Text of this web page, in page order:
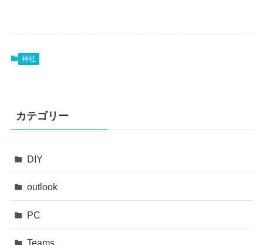
神社
カテゴリー
DIY
outlook
PC
Teams